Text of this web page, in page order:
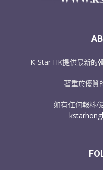
K-Star HK提供最新的
著重於優質
如有任何報料/